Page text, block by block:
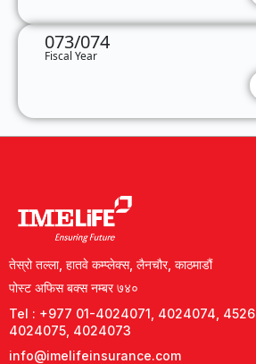
073/074
Fiscal Year
तेस्रो तल्ला, हातवे कम्प्लेक्स, लैनचौर, काठमाडौं
पोस्ट अफिस बक्स नम्बर ७४०
Tel : +977 01-4024071, 4024074,
4024075, 4024073
info@imelifeinsurance.com